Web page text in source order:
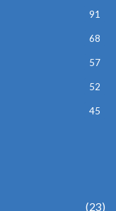
91
68
57
52
45
(23)